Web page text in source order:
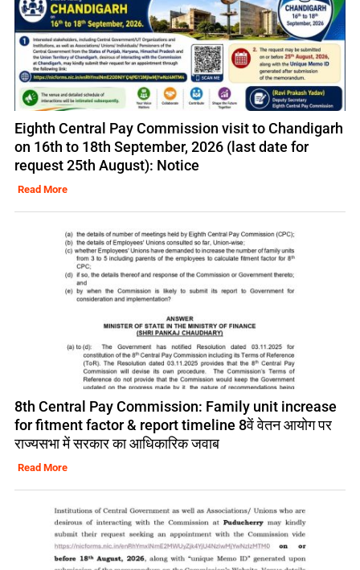
Eighth Central Pay Commission visit to Chandigarh
on 16th to 18th September, 2026 (last date for
request 25th August): Notice
Read More
8th Central Pay Commission: Family unit increase
for fitment factor & report timeline 8वें वेतन आयोग पर
राज्यसभा में सरकार का आधिकारिक जवाब
Read More